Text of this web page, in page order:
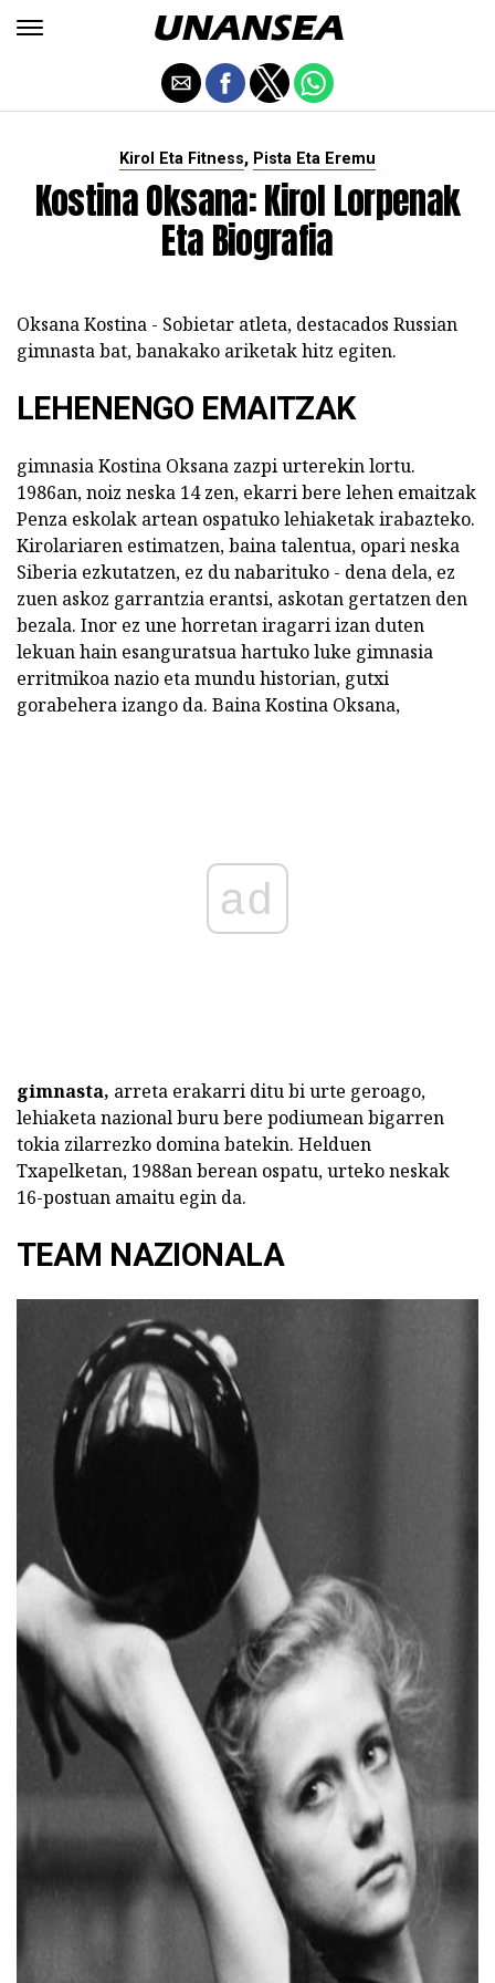
Kirol Eta Fitness, Pista Eta Eremu
Kostina Oksana: Kirol Lorpenak
Eta Biografia
Oksana Kostina - Sobietar atleta, destacados Russian
gimnasta bat, banakako ariketak hitz egiten.
LEHENENGO EMAITZAK
gimnasia Kostina Oksana zazpi urterekin lortu.
1986an, noiz neska 14 zen, ekarri bere lehen emaitzak
Penza eskolak artean ospatuko lehiaketak irabazteko.
Kirolariaren estimatzen, baina talentua, opari neska
Siberia ezkutatzen, ez du nabarituko - dena dela, ez
zuen askoz garrantzia erantsi, askotan gertatzen den
bezala. Inor ez une horretan iragarri izan duten
lekuan hain esanguratsua hartuko luke gimnasia
erritmikoa nazio eta mundu historian, gutxi
gorabehera izango da. Baina Kostina Oksana,
ad
gimnasta, arreta erakarri ditu bi urte geroago,
lehiaketa nazional buru bere podiumean bigarren
tokia zilarrezko domina batekin. Helduen
Txapelketan, 1988an berean ospatu, urteko neskak
16-postuan amaitu egin da.
TEAM NAZIONALA